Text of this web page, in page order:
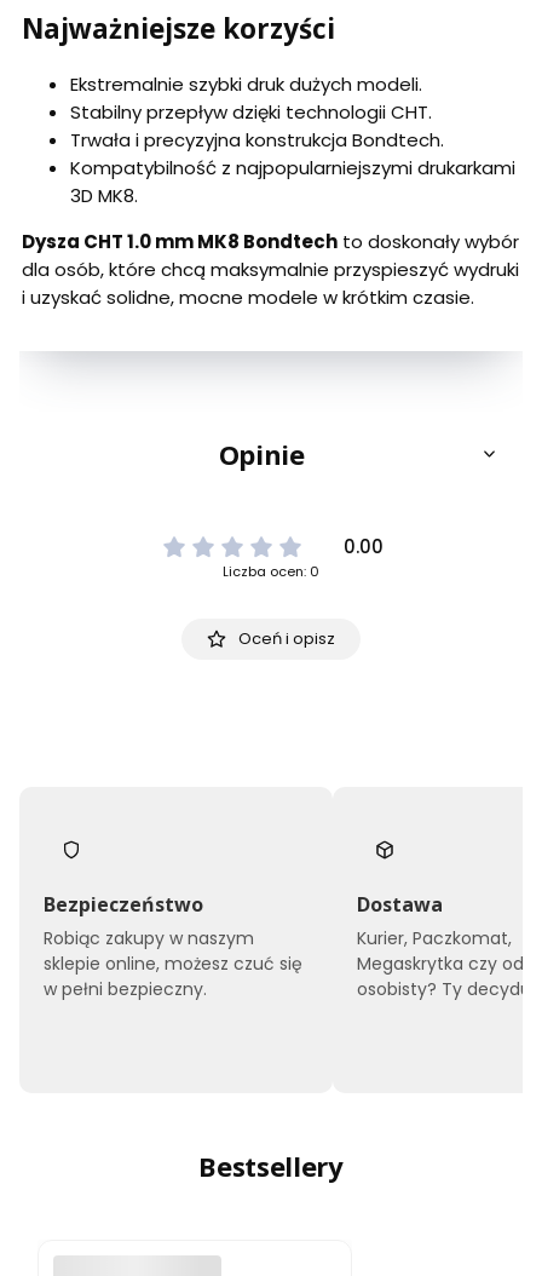
Najważniejsze korzyści
Ekstremalnie szybki druk dużych modeli.
Stabilny przepływ dzięki technologii CHT.
Trwała i precyzyjna konstrukcja Bondtech.
Kompatybilność z najpopularniejszymi drukarkami
3D MK8.
Dysza CHT 1.0 mm MK8 Bondtech to doskonały wybór
dla osób, które chcą maksymalnie przyspieszyć wydruki
i uzyskać solidne, mocne modele w krótkim czasie.
Opinie
0.00
Liczba ocen: 0
Oceń i opisz
Bezpieczeństwo
Robiąc zakupy w naszym
sklepie online, możesz czuć się
w pełni bezpieczny.
Dostawa
Kurier, Paczkomat,
Megaskrytka czy
osobisty? Ty
Bestsellery